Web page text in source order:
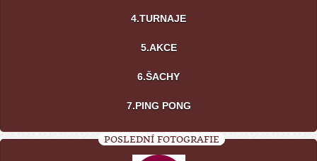
4.TURNAJE
5.AKCE
6.ŠACHY
7.PING PONG
POSLEDNÍ FOTOGRAFIE